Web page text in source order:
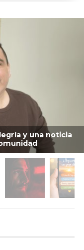
y una noticia